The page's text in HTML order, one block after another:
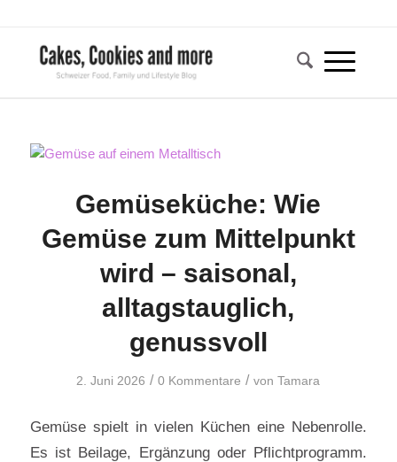
Gemüseküche: Wie
Gemüse zum Mittelpunkt
wird – saisonal,
alltagstauglich,
genussvoll
2. Juni 2026 / 0 Kommentare / vonTamara
Gemüse spielt in vielen Küchen eine Nebenrolle.
Es ist Beilage, Ergänzung oder Pflichtprogramm.